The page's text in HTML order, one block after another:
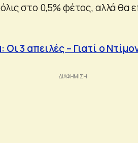
στο 0,5% φέτος, αλλά θα
Οι 3 απειλές – Γιατί ο